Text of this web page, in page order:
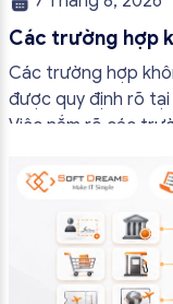
Các trường hợp
2026
Các trường hợp
được quy định rõ
Việc nắm rõ các
tránh lập hóa đơn